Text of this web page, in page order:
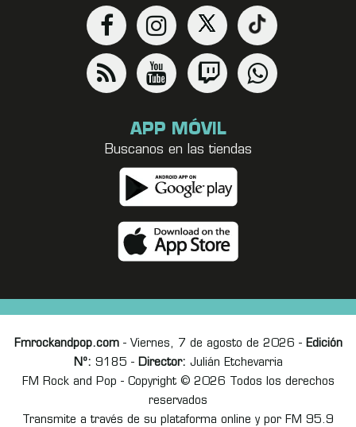
APP MÓVIL
Buscanos en las tiendas
Fmrockandpop.com- Viernes, 7 de agosto de 2026 - Edición
Nº: 9185 - Director: Julián Etchevarria
FM Rock and Pop - Copyright © 2026 Todos los derechos
reservados
Transmite a través de su plataforma online y por FM 95.9